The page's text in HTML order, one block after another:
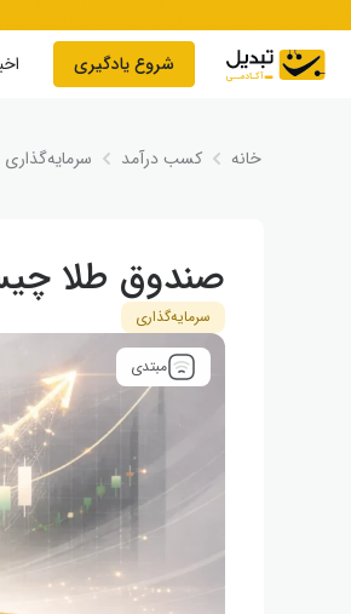
شروع یادگیری
خانه کسب درآمد سرمایه‌گذاری
صندوق طلا
سرمایه‌گذاری
مبتدی